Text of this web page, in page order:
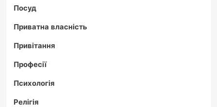
Посуд
Приватна власність
Привітання
Професії
Психологія
Релігія